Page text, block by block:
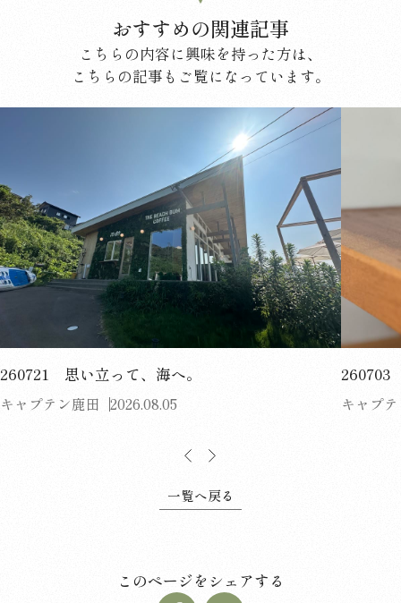
おすすめの関連記事
こちらの内容に興味を持った方は、
こちらの記事もご覧になっています。
260721 思い立って、海へ。
キャプテン鹿田 2026.08.05
260703
キャプ
一覧へ戻る
このページをシェアする